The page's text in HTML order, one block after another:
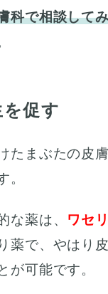
科で相談して
促す
たまぶたの皮
。
な薬は、 ワセ
薬で、やはり
が可能です。